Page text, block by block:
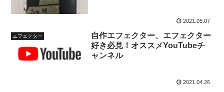
2021.05.07
エフェクター
自作エフェクター、エフェクター
好き必見！オススメYouTubeチ
ャンネル
2021.04.26